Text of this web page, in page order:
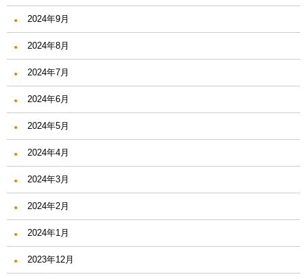
2024年9月
2024年8月
2024年7月
2024年6月
2024年5月
2024年4月
2024年3月
2024年2月
2024年1月
2023年12月